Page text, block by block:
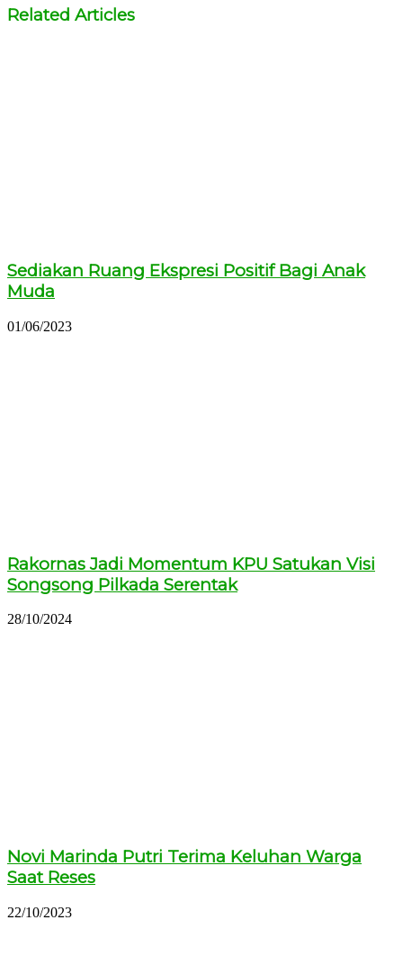
Related Articles
Sediakan Ruang Ekspresi Positif Bagi Anak
Muda
01/06/2023
Rakornas Jadi Momentum KPU Satukan Visi
Songsong Pilkada Serentak
28/10/2024
Novi Marinda Putri Terima Keluhan Warga
Saat Reses
22/10/2023